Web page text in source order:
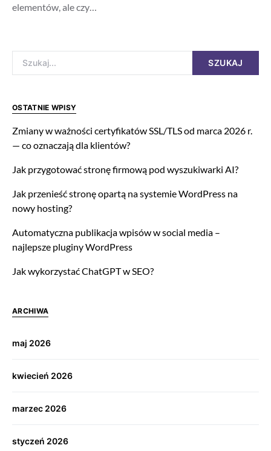
elementów, ale czy…
SZUKAJ
OSTATNIE WPISY
Zmiany w ważności certyfikatów SSL/TLS od marca 2026 r.
— co oznaczają dla klientów?
Jak przygotować stronę firmową pod wyszukiwarki AI?
Jak przenieść stronę opartą na systemie WordPress na
nowy hosting?
Automatyczna publikacja wpisów w social media –
najlepsze pluginy WordPress
Jak wykorzystać ChatGPT w SEO?
ARCHIWA
maj 2026
kwiecień 2026
marzec 2026
styczeń 2026